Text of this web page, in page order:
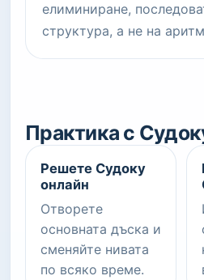
елиминиране,
структура, а не на
Практика с
Решете Судоку
онлайн
Отворете
основната дъска и
сменяйте нивата
по всяко време.